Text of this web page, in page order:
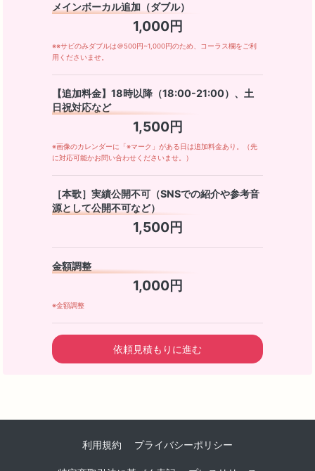
メインボーカル追加（ダブル）
1,000円
※※サビのみダブルは＠500円~1,000円のため、コーラス欄をご利
用くださいませ。
【追加料金】18時以降（18:00-21:00）、土
日祝対応など
1,500円
※画像のカレンダーに「※マーク」がある日は追加料金あり。（先
に対応可能かお問い合わせくださいませ。）
［本歌］実績公開不可（SNSでの紹介や参考音
源として公開不可など）
1,500円
金額調整
1,000円
※金額調整
依頼見積もりに進む
利用規約 プライバシーポリシー